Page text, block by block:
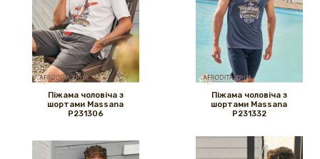
Піжама чоловіча з
шортами Massana
P231306
Піжама чоловіча з
шортами Massana
P231332